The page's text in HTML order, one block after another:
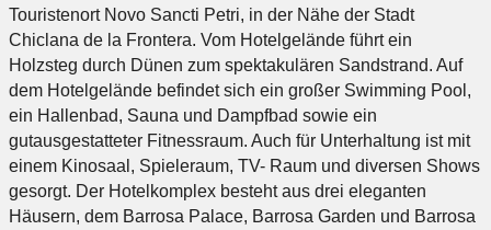
Touristenort Novo Sancti Petri, in der Nähe der Stadt
Chiclana de la Frontera. Vom Hotelgelände führt ein
Holzsteg durch Dünen zum spektakulären Sandstrand. Auf
dem Hotelgelände befindet sich ein großer Swimming Pool,
ein Hallenbad, Sauna und Dampfbad sowie ein
gutausgestatteter Fitnessraum. Auch für Unterhaltung ist mit
einem Kinosaal, Spieleraum, TV- Raum und diversen Shows
gesorgt. Der Hotelkomplex besteht aus drei eleganten
Häusern, dem Barrosa Palace, Barrosa Garden und Barrosa